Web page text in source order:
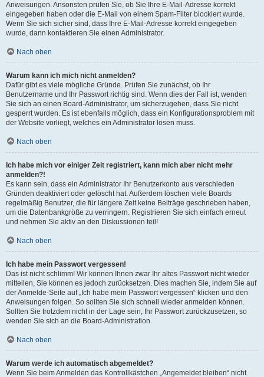
Anweisungen. Ansonsten prüfen Sie, ob Sie Ihre E-Mail-Adresse korrekt
eingegeben haben oder die E-Mail von einem Spam-Filter blockiert wurde.
Wenn Sie sich sicher sind, dass Ihre E-Mail-Adresse korrekt eingegeben
wurde, dann kontaktieren Sie einen Administrator.
Nach oben
Warum kann ich mich nicht anmelden?
Dafür gibt es viele mögliche Gründe. Prüfen Sie zunächst, ob Ihr
Benutzername und Ihr Passwort richtig sind. Wenn dies der Fall ist, wenden
Sie sich an einen Board-Administrator, um sicherzugehen, dass Sie nicht
gesperrt wurden. Es ist ebenfalls möglich, dass ein Konfigurationsproblem mit
der Website vorliegt, welches ein Administrator lösen muss.
Nach oben
Ich habe mich vor einiger Zeit registriert, kann mich aber nicht mehr
anmelden?!
Es kann sein, dass ein Administrator Ihr Benutzerkonto aus verschieden
Gründen deaktiviert oder gelöscht hat. Außerdem löschen viele Boards
regelmäßig Benutzer, die für längere Zeit keine Beiträge geschrieben haben,
um die Datenbankgröße zu verringern. Registrieren Sie sich einfach erneut
und nehmen Sie aktiv an den Diskussionen teil!
Nach oben
Ich habe mein Passwort vergessen!
Das ist nicht schlimm! Wir können Ihnen zwar Ihr altes Passwort nicht wieder
mitteilen, Sie können es jedoch zurücksetzen. Dies machen Sie, indem Sie auf
der Anmelde-Seite auf „Ich habe mein Passwort vergessen“ klicken und den
Anweisungen folgen. So sollten Sie sich schnell wieder anmelden können.
Sollten Sie trotzdem nicht in der Lage sein, Ihr Passwort zurückzusetzen, so
wenden Sie sich an die Board-Administration.
Nach oben
Warum werde ich automatisch abgemeldet?
Wenn Sie beim Anmelden das Kontrollkästchen „Angemeldet bleiben“ nicht